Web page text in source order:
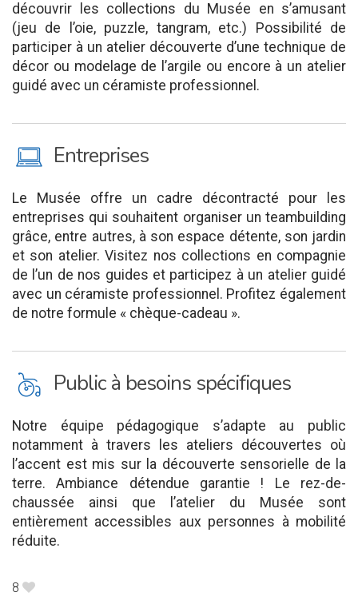
découvrir les collections du Musée en s’amusant
(jeu de l’oie, puzzle, tangram, etc.) Possibilité de
participer à un atelier découverte d’une technique de
décor ou modelage de l’argile ou encore à un atelier
guidé avec un céramiste professionnel.
M Entreprises
Le Musée offre un cadre décontracté pour les
entreprises qui souhaitent organiser un teambuilding
grâce, entre autres, à son espace détente, son jardin
et son atelier. Visitez nos collections en compagnie
de l’un de nos guides et participez à un atelier guidé
avec un céramiste professionnel. Profitez également
de notre formule « chèque-cadeau ».
L Public à besoins spécifiques
Notre équipe pédagogique s’adapte au public
notamment à travers les ateliers découvertes où
l’accent est mis sur la découverte sensorielle de la
terre. Ambiance détendue garantie ! Le rez-de-
chaussée ainsi que l’atelier du Musée sont
entièrement accessibles aux personnes à mobilité
réduite.
8 B